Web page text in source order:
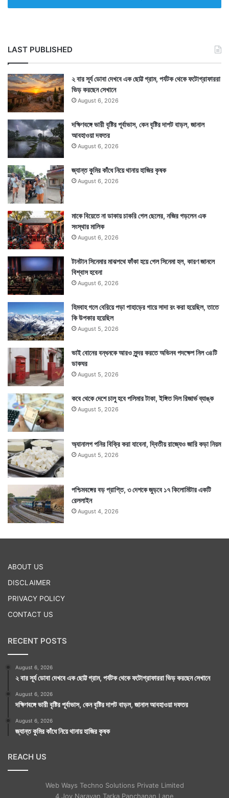
Tags National News
LAST PUBLISHED
২ বার সূর্য ডোবা দেখবে এক ছোট্ট গ্রাম, পর্যটক থেকে ফটোগ্রাফাররা
ভিড় করছেন সেখানে
August 6, 2026
দক্ষিণবঙ্গে ভারী বৃষ্টির পূর্বাভাস, কেন বৃষ্টির দাপট বাড়ল, জানাল
আবহাওয়া দফতর
August 6, 2026
জ্যান্ত কুমির কাঁধে নিয়ে থানায় হাজির কৃষক
August 6, 2026
মাকে বিয়েতে না ডাকায় চাকরি গেল ছেলের, নজির গড়লেন এক
সংস্থার মালিক
August 6, 2026
টানটান সিনেমার মাঝপথে ফাঁকা হয়ে গেল সিনেমা হল, কারণ জানলে
বিশ্বাস হবেনা
August 6, 2026
হিমবাহ গলে বেরিয়ে পড়া পাহাড়ের গায়ে সাদা রং করা হয়েছিল, তাতে
কি উপকার হয়েছিল
August 5, 2026
ভাই বোনের বন্ধনকে আরও সুন্দর করতে অভিনব পদক্ষেপ নিল ৩৪টি
ডাকঘর
August 5, 2026
কবে থেকে দেশে চালু হবে পলিমার টাকা, ইঙ্গিত দিল রিজার্ভ ব্যাঙ্ক
August 5, 2026
অ্যানালগ পনির বিক্রি করা যাবেনা, দ্বিতীয় রাজ্যেও জারি কড়া নিয়ম
August 5, 2026
পশ্চিমবঙ্গের বড় প্রাপ্তি, ৩ দেশকে জুড়বে ১৭ কিলোমিটার একটি
রেললাইন
August 4, 2026
ABOUT US
DISCLAIMER
PRIVACY POLICY
CONTACT US
RECENT POSTS
August 6, 2026
২ বার সূর্য ডোবা দেখবে এক ছোট্ট গ্রাম, পর্যটক থেকে ফটোগ্রাফাররা ভিড় করছেন সেখানে
August 6, 2026
দক্ষিণবঙ্গে ভারী বৃষ্টির পূর্বাভাস, কেন বৃষ্টির দাপট বাড়ল, জানাল আবহাওয়া দফতর
August 6, 2026
জ্যান্ত কুমির কাঁধে নিয়ে থানায় হাজির কৃষক
REACH US
Web Ways Techno Solutions Private Limited
4 Joy Narayan Tarka Panchanan Lane